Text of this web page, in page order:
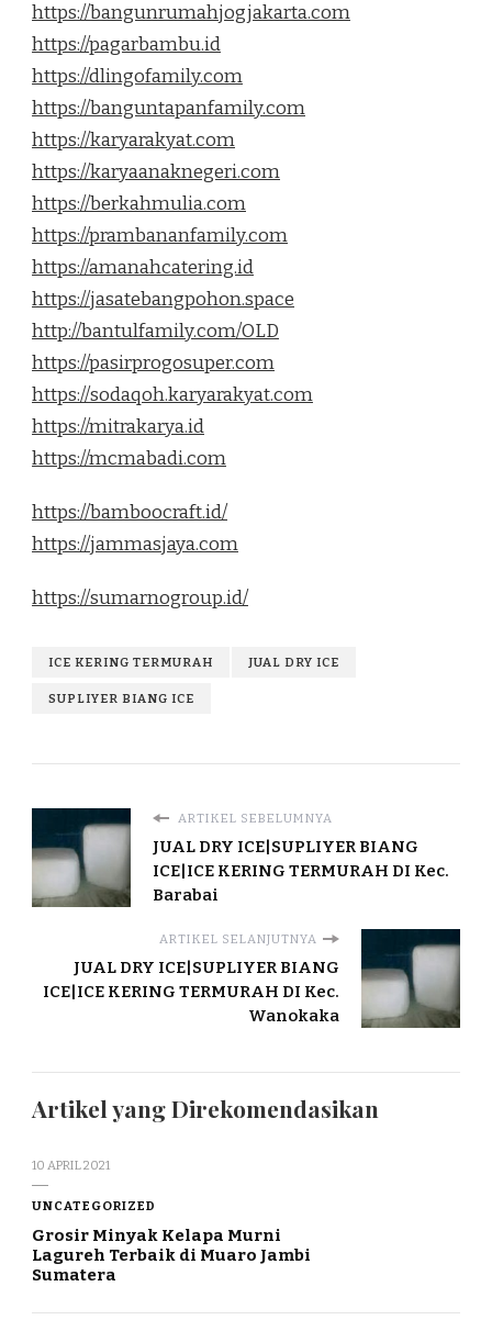
https://bangunrumahjogjakarta.com
https://pagarbambu.id
https://dlingofamily.com
https://banguntapanfamily.com
https://karyarakyat.com
https://karyaanaknegeri.com
https://berkahmulia.com
https://prambananfamily.com
https://amanahcatering.id
https://jasatebangpohon.space
http://bantulfamily.com/OLD
https://pasirprogosuper.com
https://sodaqoh.karyarakyat.com
https://mitrakarya.id
https://mcmabadi.com
https://bamboocraft.id/
https://jammasjaya.com
https://sumarnogroup.id/
ICE KERING TERMURAH JUAL DRY ICE
SUPLIYER BIANG ICE
ARTIKEL SEBELUMNYA
JUAL DRY ICE|SUPLIYER BIANG
ICE|ICE KERING TERMURAH DI Kec.
Barabai
ARTIKEL SELANJUTNYA
JUAL DRY ICE|SUPLIYER BIANG
ICE|ICE KERING TERMURAH DI Kec.
Wanokaka
Artikel yang Direkomendasikan
10 APRIL 2021
UNCATEGORIZED
Grosir Minyak Kelapa Murni
Lagureh Terbaik di Muaro Jambi
Sumatera